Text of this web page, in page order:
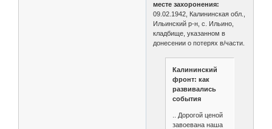
месте захоронения:
09.02.1942, Калининская обл.,
Ильинский р-н, с. Ильино,
кладбище, указанном в
донесении о потерях в/части.
Калининский
фронт: как
развивались
события
.. Дорогой ценой
завоевана наша